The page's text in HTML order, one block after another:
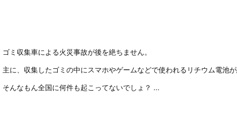
ゴミ収集車による火災事故が後を絶ちません。
主に、収集したゴミの中にスマホやゲームなどで使われるリチウム電池
そんなもん全国に何件も起こってないでしょ？ ...